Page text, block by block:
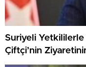
Suriyeli Yetkililerle
Çiftçi’nin